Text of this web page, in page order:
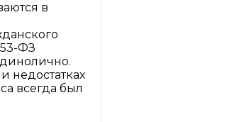
в
ФЗ
недостатках
всегда был